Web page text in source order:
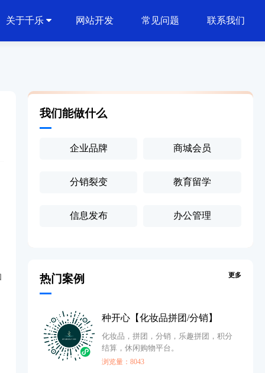
关于千乐 网站开发 常见问题 联系我们
我们能做什么
企业品牌 商城会员
分销裂变 教育留学
信息发布 办公管理
热门案例 更多
种开心【化妆品拼团/分销】
化妆品，拼团，分销，乐趣拼团，积分
结算，休闲购物平台。
浏览量：8043